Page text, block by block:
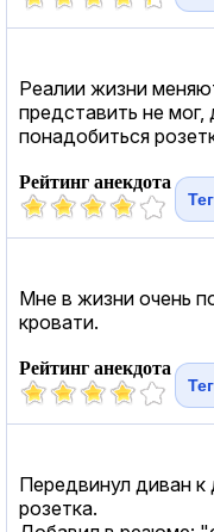
Реалии жизни
представить не
понадобиться
Рейтинг анекдота
Мне в жизни очень
кровати.
Рейтинг анекдота
Передвинул диван к
розетка.